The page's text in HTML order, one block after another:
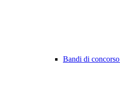
Bandi di concorso